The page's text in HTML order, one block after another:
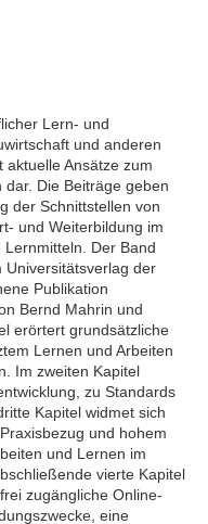
Lern- und
und anderen
aktuelle Ansätze zum
Die Beiträge geben
der Schnittstellen von
und Weiterbildung im
Der Band
Universitätsverlag der
Publikation
Bernd Mahrin und
erörtert grundsätzliche
Lernen und Arbeiten
Im zweiten Kapitel
zu Standards
Kapitel widmet sich
und hohem
und Lernen im
vierte Kapitel
zugängliche Online-
eine